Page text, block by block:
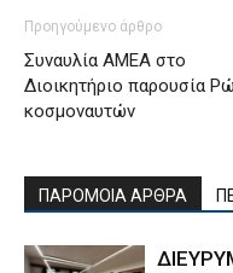
Προηγούμενο άρθρο
Συναυλία ΑΜΕΑ στο
Διοικητήριο παρουσία
κοσμοναυτών
ΠΑΡΟΜΟΙΑ ΑΡΘΡΑ